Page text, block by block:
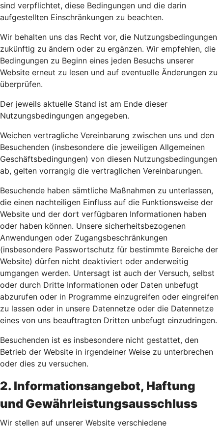
sind verpflichtet, diese Bedingungen und die darin
aufgestellten Einschränkungen zu beachten.
Wir behalten uns das Recht vor, die Nutzungsbedingungen
zukünftig zu ändern oder zu ergänzen. Wir empfehlen, die
Bedingungen zu Beginn eines jeden Besuchs unserer
Website erneut zu lesen und auf eventuelle Änderungen zu
überprüfen.
Der jeweils aktuelle Stand ist am Ende dieser
Nutzungsbedingungen angegeben.
Weichen vertragliche Vereinbarung zwischen uns und den
Besuchenden (insbesondere die jeweiligen Allgemeinen
Geschäftsbedingungen) von diesen Nutzungsbedingungen
ab, gelten vorrangig die vertraglichen Vereinbarungen.
Besuchende haben sämtliche Maßnahmen zu unterlassen,
die einen nachteiligen Einfluss auf die Funktionsweise der
Website und der dort verfügbaren Informationen haben
oder haben können. Unsere sicherheitsbezogenen
Anwendungen oder Zugangsbeschränkungen
(insbesondere Passwortschutz für bestimmte Bereiche der
Website) dürfen nicht deaktiviert oder anderweitig
umgangen werden. Untersagt ist auch der Versuch, selbst
oder durch Dritte Informationen oder Daten unbefugt
abzurufen oder in Programme einzugreifen oder eingreifen
zu lassen oder in unsere Datennetze oder die Datennetze
eines von uns beauftragten Dritten unbefugt einzudringen.
Besuchenden ist es insbesondere nicht gestattet, den
Betrieb der Website in irgendeiner Weise zu unterbrechen
oder dies zu versuchen.
2. Informationsangebot, Haftung
und Gewährleistungsausschluss
Wir stellen auf unserer Website verschiedene